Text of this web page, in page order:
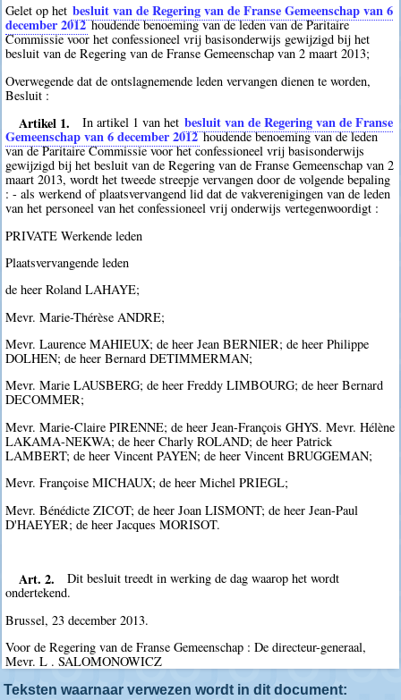
Gelet op het besluit van de Regering van de Franse Gemeenschap van 6
december 2012houdende benoeming van de leden van de Paritaire
Commissie voor het confessioneel vrij basisonderwijs gewijzigd bij het
besluit van de Regering van de Franse Gemeenschap van 2 maart 2013;
Overwegende dat de ontslagnemende leden vervangen dienen te worden,
Besluit :
Artikel 1. In artikel 1 van het besluit van de Regering van de Franse
Gemeenschap van 6 december 2012houdende benoeming van de leden
van de Paritaire Commissie voor het confessioneel vrij basisonderwijs
gewijzigd bij het besluit van de Regering van de Franse Gemeenschap van 2
maart 2013, wordt het tweede streepje vervangen door de volgende bepaling
: - als werkend of plaatsvervangend lid dat de vakverenigingen van de leden
van het personeel van het confessioneel vrij onderwijs vertegenwoordigt :
PRIVATE Werkende leden
Plaatsvervangende leden
de heer Roland LAHAYE;
Mevr. Marie-Thérèse ANDRE;
Mevr. Laurence MAHIEUX; de heer Jean BERNIER; de heer Philippe
DOLHEN; de heer Bernard DETIMMERMAN;
Mevr. Marie LAUSBERG; de heer Freddy LIMBOURG; de heer Bernard
DECOMMER;
Mevr. Marie-Claire PIRENNE; de heer Jean-François GHYS. Mevr. Hélène
LAKAMA-NEKWA; de heer Charly ROLAND; de heer Patrick
LAMBERT; de heer Vincent PAYEN; de heer Vincent BRUGGEMAN;
Mevr. Françoise MICHAUX; de heer Michel PRIEGL;
Mevr. Bénédicte ZICOT; de heer Joan LISMONT; de heer Jean-Paul
D'HAEYER; de heer Jacques MORISOT.
Art. 2.
Dit besluit treedt in werking de dag waarop het wordt
ondertekend.
Brussel, 23 december 2013.
Voor de Regering van de Franse Gemeenschap : De directeur-generaal,
Mevr. L . SALOMONOWICZ
Teksten waarnaar verwezen wordt in dit document: